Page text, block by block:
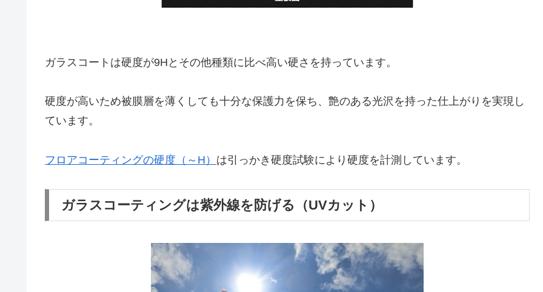
ガラスコートは硬度が9Hとその他種類に比べ高い硬さを持っています。
硬度が高いため被膜層を薄くしても十分な保護力を保ち、艶のある光沢を持った仕上がりを実現し
ています。
フロアコーティングの硬度（～H） は引っかき硬度試験により硬度を計測しています。
ガラスコーティングは紫外線を防げる（UVカット）